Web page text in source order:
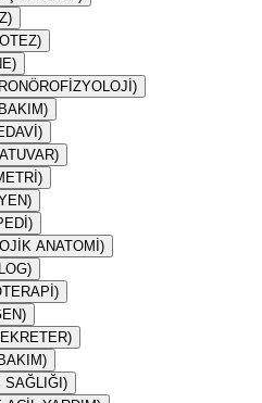
ANATOMİ)
SAĞLIĞI)